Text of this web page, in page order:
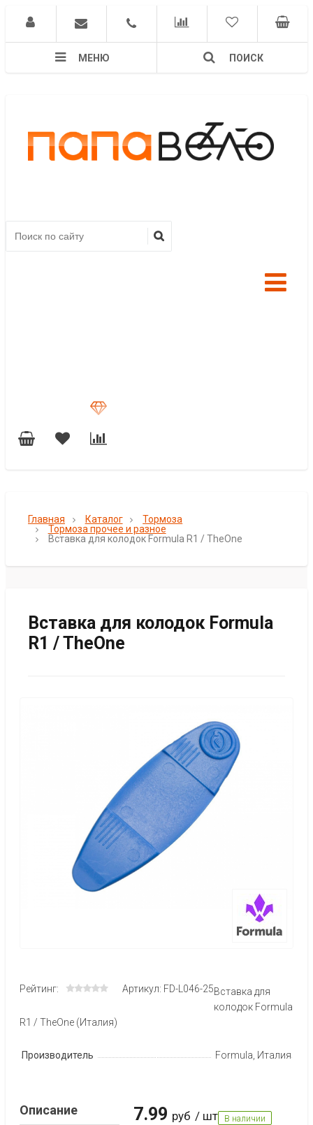
МЕНЮ ПОИСК
Главная Каталог
Тормоза
Тормоза прочее и разное
Вставка для колодок Formula R1 / TheOne
Вставка для колодок Formula
R1 / TheOne
Рейтинг: Артикул: FD-L046-25Вставка для
колодок Formula
R1 / TheOne (Италия)
Производитель Formula, Италия
7.99 руб / шт В наличии
Описание